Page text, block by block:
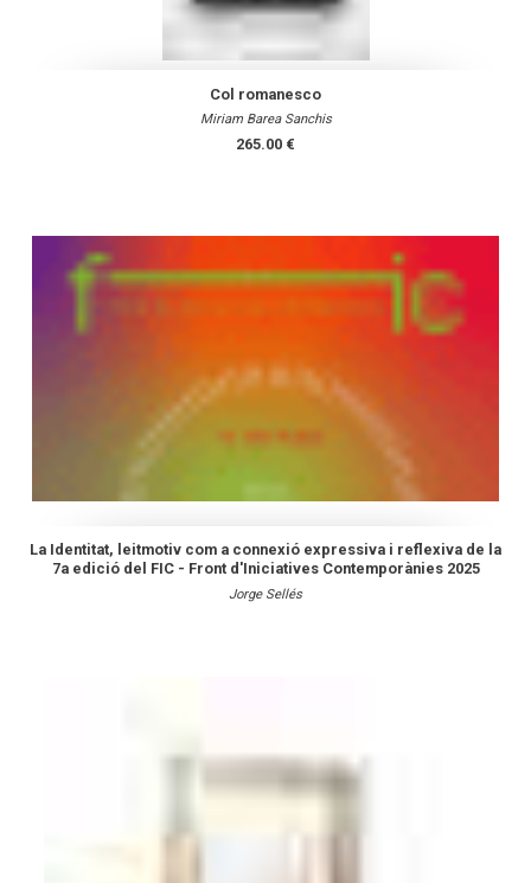
Col romanesco
Miriam Barea Sanchis
265.00 €
La Identitat, leitmotiv com a connexió expressiva i reflexiva de la
7a edició del FIC - Front d'Iniciatives Contemporànies 2025
Jorge Sellés